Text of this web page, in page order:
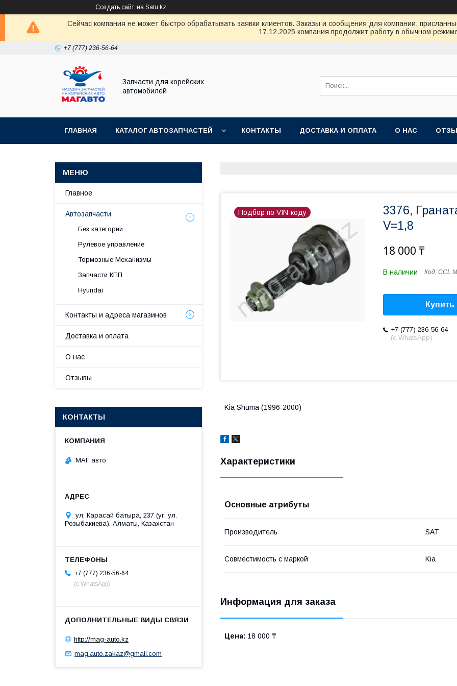
Создать сайт на Satu.kz
Сейчас компания не может быстро обрабатывать заявки клиентов. Заказы и сообщения для компании,
17.12.2025 компания продолжит работу в обычном
+7 (777) 236-56-64
Запчасти для корейских
автомобилей
ГЛАВНАЯ КАТАЛОГ АВТОЗАПЧАСТЕЙ КОНТАКТЫ ДОСТАВКА И ОПЛАТА О НАС
Подбор по VIN-коду
3376,
V=1,8
18 000 ₸
В наличии Код: CCL
Купить
+7 (777) 236-56-64
(с WhatsApp)
Kia Shuma (1996-2000)
Характеристики
Основные атрибуты
Производитель SAT
Совместимость с маркой Kia
Информация для заказа
Цена: 18 000 ₸
Главное
Автозапчасти
Без категории
Рулевое управление
Тормозные Механизмы
Запчасти КПП
Hyundai
Контакты и адреса магазинов
Доставка и оплата
О нас
Отзывы
КОНТАКТЫ
МАГ авто
ул. Карасай батыра, 237 (уг. ул.
Розыбакиева), Алматы, Казахстан
+7 (777) 236-56-64
(с WhatsApp)
http://mag-auto.kz
mag.auto.zakaz@gmail.com